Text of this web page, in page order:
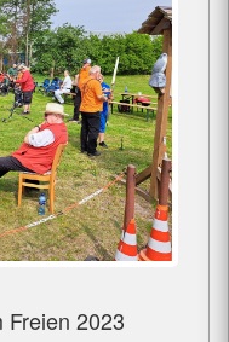
Freien 2023